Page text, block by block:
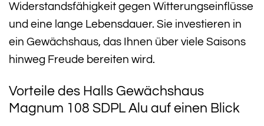
Widerstandsfähigkeit gegen Witterungseinflüsse
und eine lange Lebensdauer. Sie investieren in
ein Gewächshaus, das Ihnen über viele Saisons
hinweg Freude bereiten wird.
Vorteile des Halls Gewächshaus
Magnum 108 SDPL Alu auf einen Blick